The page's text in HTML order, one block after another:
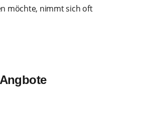
möchte, nimmt sich oft